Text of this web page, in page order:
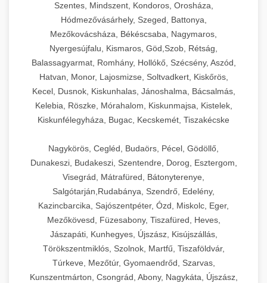
Szentes, Mindszent, Kondoros, Orosháza,
Hódmezővásárhely, Szeged, Battonya,
Mezőkovácsháza, Békéscsaba, Nagymaros,
Nyergesújfalu, Kismaros, Göd,Szob, Rétság,
Balassagyarmat, Romhány, Hollókő, Szécsény, Aszód,
Hatvan, Monor, Lajosmizse, Soltvadkert, Kiskőrös,
Kecel, Dusnok, Kiskunhalas, Jánoshalma, Bácsalmás,
Kelebia, Röszke, Mórahalom, Kiskunmajsa, Kistelek,
Kiskunfélegyháza, Bugac, Kecskemét, Tiszakécske
Nagykörös, Cegléd, Budaörs, Pécel, Gödöllő,
Dunakeszi, Budakeszi, Szentendre, Dorog, Esztergom,
Visegrád, Mátrafüred, Bátonyterenye,
Salgótarján,Rudabánya, Szendrő, Edelény,
Kazincbarcika, Sajószentpéter, Ózd, Miskolc, Eger,
Mezőkövesd, Füzesabony, Tiszafüred, Heves,
Jászapáti, Kunhegyes, Újszász, Kisújszállás,
Törökszentmiklós, Szolnok, Martfű, Tiszaföldvár,
Túrkeve, Mezőtúr, Gyomaendrőd, Szarvas,
Kunszentmárton, Csongrád, Abony, Nagykáta, Újszász,